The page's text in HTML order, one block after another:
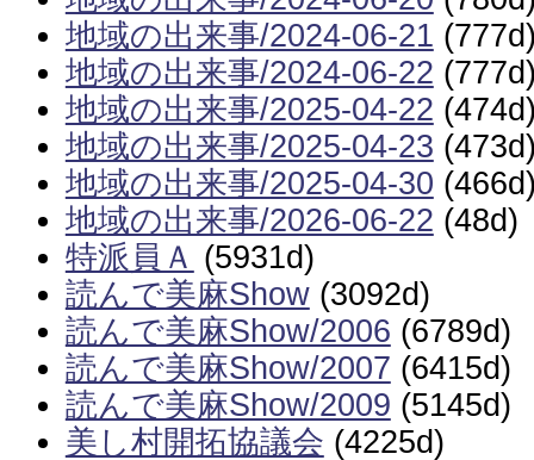
地域の出来事/2024-06-21
地域の出来事/2024-06-22
地域の出来事/2025-04-22
地域の出来事/2025-04-23
地域の出来事/2025-04-30
地域の出来事/2026-06-22 (48d)
特派員Ａ (5931d)
読んで美麻Show(3092d)
読んで美麻Show/2006 (6789d)
読んで美麻Show/2007 (6415d)
読んで美麻Show/2009 (5145d)
美し村開拓協議会 (4225d)